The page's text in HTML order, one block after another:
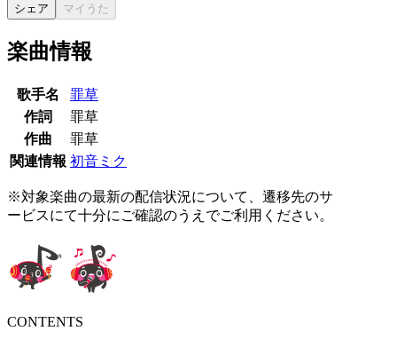
シェア マイうた
楽曲情報
歌手名
罪草
作詞
罪草
作曲
罪草
関連情報 初音ミク
※対象楽曲の最新の配信状況について、遷移先のサ
ービスにて十分にご確認のうえでご利用ください。
CONTENTS